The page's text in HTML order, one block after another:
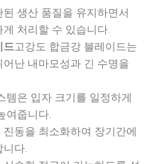
생산 품질을 유지하면서
처리할 수 있습니다.
드고강도 합금강 블레이드는
난 내마모성과 긴 수명을
템은 입자 크기를 일정하게
여줍니다.
동을 최소화하여 장기간에
다.